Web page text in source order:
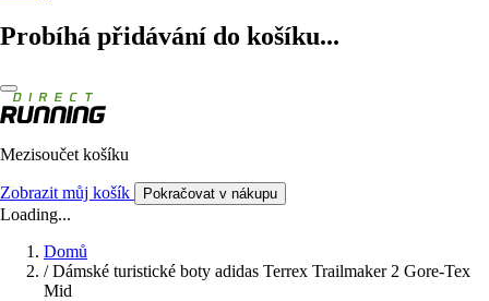
Probíhá přidávání do košíku...
Mezisoučet košíku
Zobrazit můj košík Pokračovat v nákupu
Loading...
Domů
/ Dámské turistické boty adidas Terrex Trailmaker 2 Gore-Tex
Mid